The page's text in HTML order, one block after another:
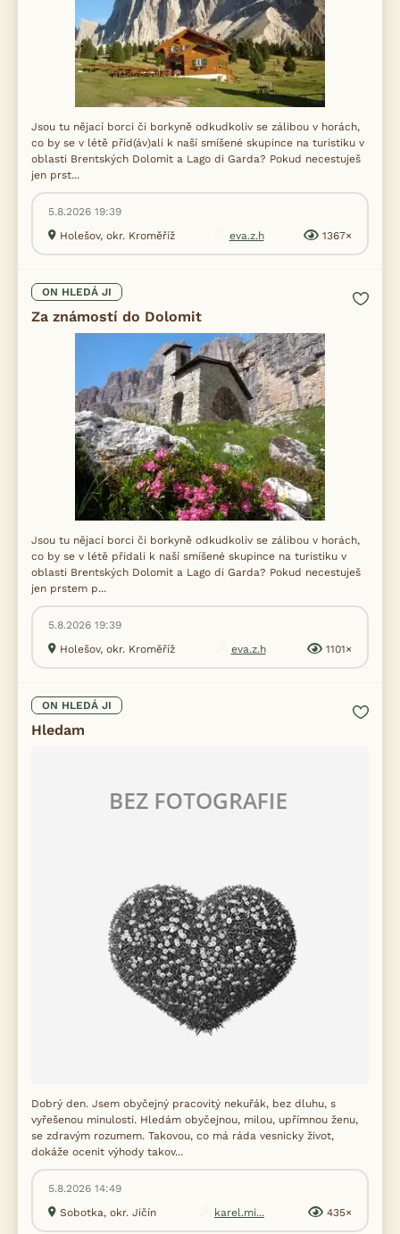
Jsou tu nějací borci či borkyně odkudkoliv se zálibou v horách,
co by se v létě přid(áv)ali k naší smíšené skupince na turistiku v
oblasti Brentských Dolomit a Lago di Garda? Pokud necestuješ
jen prst...
5.8.2026 19:39
Holešov, okr. Kroměříž
eva.z.h 1367×
ON HLEDÁ JI
Za známostí do Dolomit
Jsou tu nějací borci či borkyně odkudkoliv se zálibou v horách,
co by se v létě přidali k naší smíšené skupince na turistiku v
oblasti Brentských Dolomit a Lago di Garda? Pokud necestuješ
jen prstem p...
5.8.2026 19:39
Holešov, okr. Kroměříž
eva.z.h 1101×
ON HLEDÁ JI
Hledam
Dobrý den. Jsem obyčejný pracovitý nekuřák, bez dluhu, s
vyřešenou minulosti. Hledám obyčejnou, milou, upřímnou ženu,
se zdravým rozumem. Takovou, co má ráda vesnicky život,
dokáže ocenit výhody takov...
5.8.2026 14:49
Sobotka, okr. Jičín
karel.mi... 435×